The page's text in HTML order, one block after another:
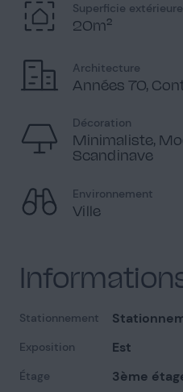
2
Façade
Superficie extérieure
20m²
Architecture
Années 70,
Décoration
Minimaliste,
Scandinave
Environnement
Ville
Stationnement
Exposition Est
Étage 3ème